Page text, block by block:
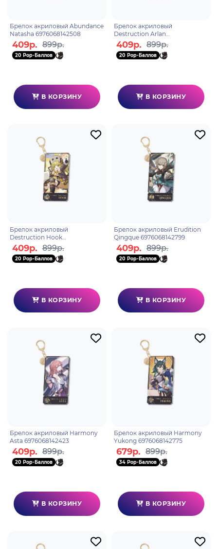
Брелок акриловый Abundance
Natasha 6976068142508
409р. 899р.
20 Pop-Баллов
В КОРЗИНУ
Брелок акриловый
Destruction Arlan
6976068142416
409р. 899р.
20 Pop-Баллов
В КОРЗИНУ
Брелок акриловый
Destruction Hook
6976068142539
409р. 899р.
20 Pop-Баллов
В КОРЗИНУ
Брелок акриловый Erudition
Qingque 6976068142799
409р. 899р.
20 Pop-Баллов
В КОРЗИНУ
Брелок акриловый Harmony
Asta 6976068142423
409р. 899р.
20 Pop-Баллов
В КОРЗИНУ
Брелок акриловый Harmony
Yukong 6976068142775
679р. 899р.
34 Pop-Баллов
В КОРЗИНУ